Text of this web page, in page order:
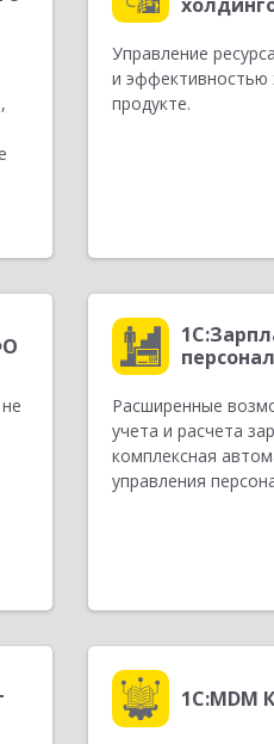
Управление
и эффективностью
продукте.
Расширенные
учета и расчета
комплексная
управления
1С:MDM